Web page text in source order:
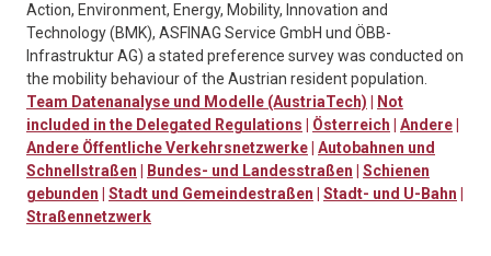
Action, Environment, Energy, Mobility, Innovation and
Technology (BMK), ASFINAG Service GmbH und ÖBB-
Infrastruktur AG) a stated preference survey was conducted on
the mobility behaviour of the Austrian resident population.
Team Datenanalyse und Modelle (AustriaTech)
Not
included in the Delegated Regulations
Österreich Andere
Andere Öffentliche Verkehrsnetzwerke Autobahnen und
Schnellstraßen
Bundes- und Landesstraßen
Schienen
gebunden
Stadt und Gemeindestraßen Stadt- und U-Bahn
Straßennetzwerk